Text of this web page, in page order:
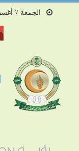
الجمعة 7 أغسطس 2026 ميلادى - 22 صفر 1448 هجرى